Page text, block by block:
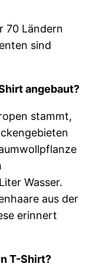
70 Ländern
sind
angebaut?
stammt,
Wasser.
aus der
erinnert
T-Shirt?